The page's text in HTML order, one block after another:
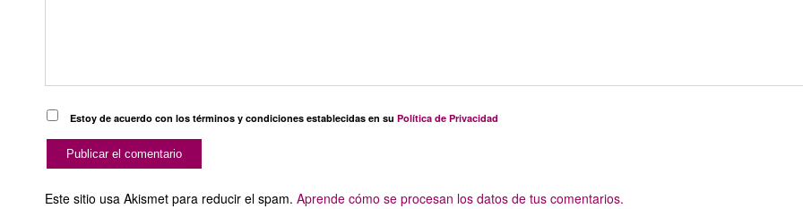
Estoy de acuerdo con los términos y condiciones establecidas en su Política de Privacidad
Este sitio usa Akismet para reducir el spam. Aprende cómo se procesan los datos de tus comentarios.